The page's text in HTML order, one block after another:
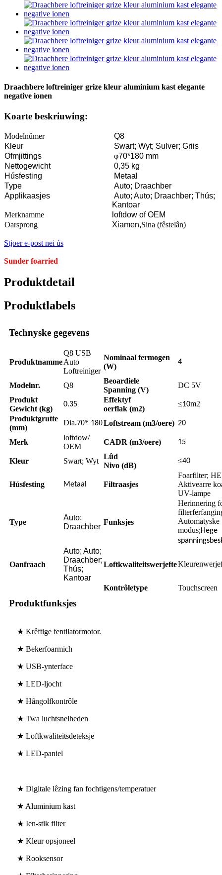
Draachbere loftreiniger grize kleur aluminium kast elegante
negative ionen
Koarte beskriuwing:
Modelnûmer
Q8
Kleur
Swart; Wyt; Sulver; Griis
Ofmjittings
φ70*180 mm
Nettogewicht
0,35 kg
Húsfesting
Metaal
Type
Auto; Draachber
Applikaasjes
Auto; Auto; Draachber; Thús;
Kantoar
Merknamme
loftdow of OEM
Oarsprong
Xiamen,Sina (fêstelân)
Stjoer e-post nei ús
Sunder foarried
Produktdetail
Produktlabels
Technyske gegevens
Produktnamme
Q8 USB
Auto
Loftreiniger
Nominaal fermogen
(W)
4
Modelnr. Q8
Beoardiele
Spanning (V)
DC 5V
Produkt
Gewicht (kg)
0.35
Effektyf
oerflak (m2)
≤10m2
Produktgrutte
(mm)
Dia.70* 180Loftstream (m3/oere) 20
Merk
loftdow/
OEM
CADR (m3/oere) 15
Kleur Swart; Wyt
Lûd
Nivo (dB)
≤40
Húsfesting Metaal Filtraasjes
Foarfilter;
Aktivearre
UV-lampe
Type
Auto;
Draachber
Funksjes
Herinnering
Automatyske
modus;Hege
Oanfraach
Auto; Auto;
Draachber;
Thús;
Kantoar
Loftkwaliteitswerjefte
Kontrôletype Touchscreen
Produktfunksjes
★ Krêftige fentilatormotor.
★ Bekerfoarmich
★ USB-ynterface
★ LED-ljocht
★ Hângolfkontrôle
★ Twa luchtsnelheden
★ Loftkwaliteitsdeteksje
★ LED-paniel
★ Digitale lêzing fan fochtigens/temperatuer
★ Aluminium kast
★ Ien-stik filter
★ Kleur opsjoneel
★ Rooksensor